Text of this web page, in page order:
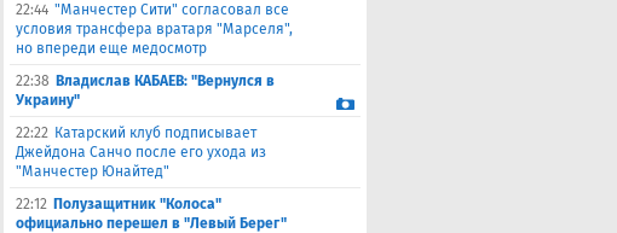
22:44 "Манчестер Сити" согласовал все
условия трансфера вратаря "Марселя",
но впереди еще медосмотр
22:38 Владислав КАБАЕВ: "Вернулся в
Украину"
22:22 Катарский клуб подписывает
Джейдона Санчо после его ухода из
"Манчестер Юнайтед"
22:12 Полузащитник "Колоса"
официально перешел в "Левый Берег"